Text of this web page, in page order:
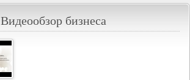
Видеообзор бизнеса